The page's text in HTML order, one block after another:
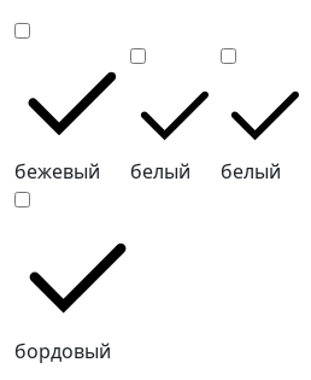
бежевый белый белый
бордовый